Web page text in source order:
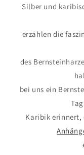
Silber und
erzählen die
des
bei uns ein
Karibik erinnert,